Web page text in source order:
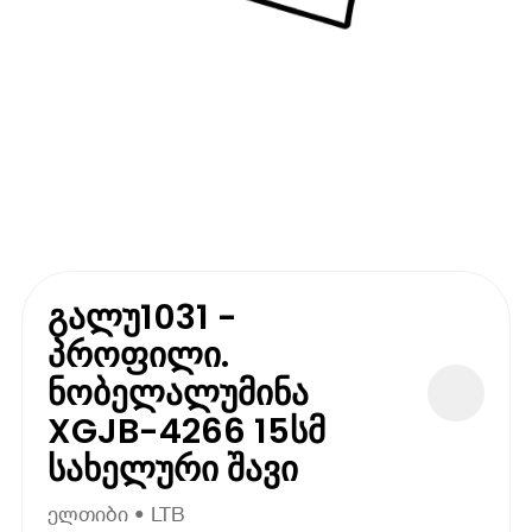
გალუ1031 -
პროფილი.
ნობელალუმინა
XGJB-4266 15სმ
სახელური შავი
ელთიბი • LTB